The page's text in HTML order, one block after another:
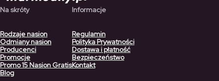
Na skróty
Rodzaje nasion
Odmiany nasion
Producenci
Promocje
Promo 15 Nasion Gratis
Blog
Informacje
Regulamin
Polityka Prywatności
Dostawa i płatność
Bezpieczeństwo
Kontakt